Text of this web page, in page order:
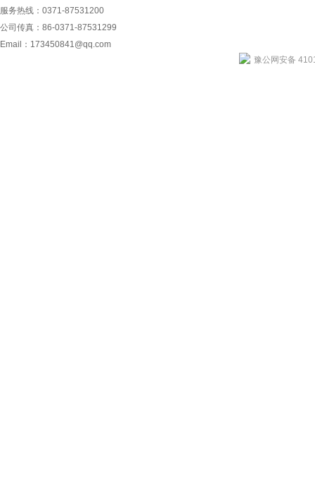
服务热线：0371-87531200
公司传真：86-0371-87531299
Email： 173450841@qq.com
豫公网安备